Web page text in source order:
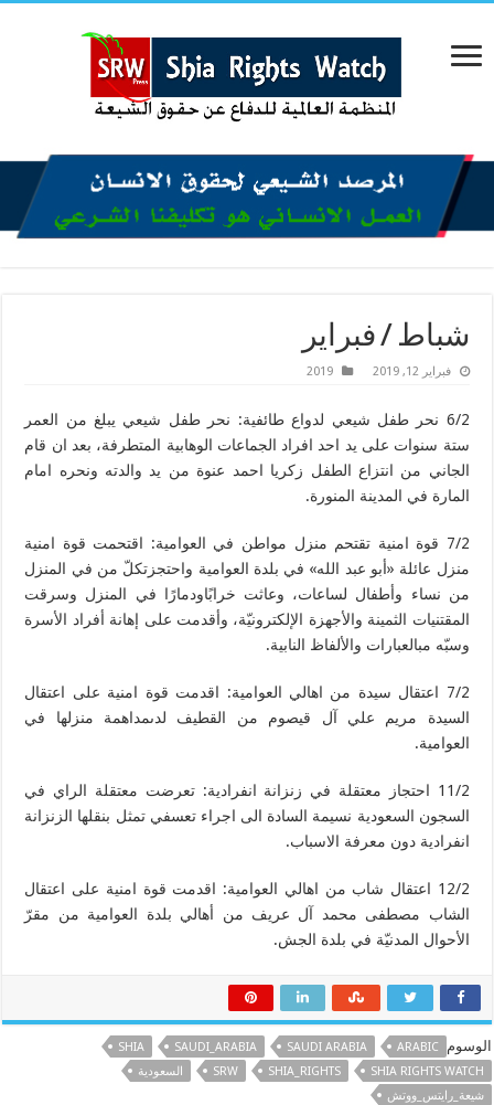
شباط / فبراير
فبراير 12, 2019 2019
6/2 نحر طفل شيعي لدواع طائفية: نحر طفل شيعي يبلغ من العمر
ستة سنوات على يد احد افراد الجماعات الوهابية المتطرفة، بعد ان قام
الجاني من انتزاع الطفل زكريا احمد عنوة من يد والدته ونحره امام
المارة في المدينة المنورة.
7/2 قوة امنية تقتحم منزل مواطن في العوامية: اقتحمت قوة امنية
منزل عائلة «أبو عبد الله» في بلدة العوامية واحتجزتكلّ من في المنزل
من نساء وأطفال لساعات، وعاثت خرابًاودمارًا في المنزل وسرقت
المقتنيات الثمينة والأجهزة الإلكترونيّة، وأقدمت على إهانة أفراد الأسرة
وسبّه مبالعبارات والألفاظ النابية.
7/2 اعتقال سيدة من اهالي العوامية: اقدمت قوة امنية على اعتقال
السيدة مريم علي آل قيصوم من القطيف لدىمداهمة منزلها في
العوامية.
11/2 احتجاز معتقلة في زنزانة انفرادية: تعرضت معتقلة الراي في
السجون السعودية نسيمة السادة الى اجراء تعسفي تمثل بنقلها الزنزانة
انفرادية دون معرفة الاسباب.
12/2 اعتقال شاب من اهالي العوامية: اقدمت قوة امنية على اعتقال
الشاب مصطفى محمد آل عريف من أهالي بلدة العوامية من مقرّ
الأحوال المدنيّة في بلدة الجش.
الوسوم ARABIC
SAUDI ARABIA
SAUDI_ARABIA
SHIA
SHIA RIGHTS WATCH
SHIA_RIGHTS
SRW
السعودية
شيعة_رايتس_ووتش